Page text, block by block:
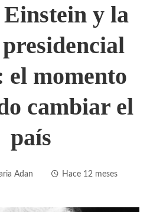
y la
el momento
cambiar el
país
Adan Hace 12 meses